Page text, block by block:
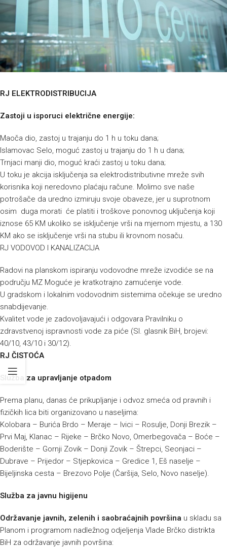
RJ ELEKTRODISTRIBUCIJA
Zastoji u isporuci električne energije:
Maoča dio, zastoj u trajanju do 1 h u toku dana;
Islamovac Selo, moguć zastoj u trajanju do 1 h u dana;
Trnjaci manji dio, moguć kraći zastoj u toku dana;
U toku je akcija isključenja sa elektrodistributivne mreže svih
korisnika koji neredovno plaćaju račune. Molimo sve naše
potrošače da uredno izmiruju svoje obaveze, jer u suprotnom
osim duga morati će platiti i troškove ponovnog uključenja koji
iznose 65 KM ukoliko se isključenje vrši na mjernom mjestu, a 130
KM ako se isključenje vrši na stubu ili krovnom nosaču.
RJ VODOVOD I KANALIZACIJA
Radovi na planskom ispiranju vodovodne mreže izvodiće se na
području MZ Moguće je kratkotrajno zamućenje vode.
U gradskom i lokalnim vodovodnim sistemima očekuje se uredno
snabdijevanje.
Kvalitet vode je zadovoljavajući i odgovara Pravilniku o
zdravstvenoj ispravnosti vode za piće (Sl. glasnik BiH, brojevi:
40/10, 43/10 i 30/12).
RJ ČISTOĆA
Služba za upravljanje otpadom
Prema planu, danas će prikupljanje i odvoz smeća od pravnih i
fizičkih lica biti organizovano u naseljima:
Kolobara – Burića Brdo – Meraje – Ivici – Rosulje, Donji Brezik –
Prvi Maj, Klanac – Rijeke – Brčko Novo, Omerbegovača – Boće –
Boderište – Gornji Zovik – Donji Zovik – Štrepci, Seonjaci –
Dubrave – Prijedor – Stjepkovica – Gredice 1, Eš naselje –
Bijeljinska cesta – Brezovo Polje (Čaršija, Selo, Novo naselje).
Služba za javnu higijenu
Održavanje javnih, zelenih i saobraćajnih površina u skladu sa
Planom i programom nadležnog odjeljenja Vlade Brčko distrikta
BiH za održavanje javnih površina: